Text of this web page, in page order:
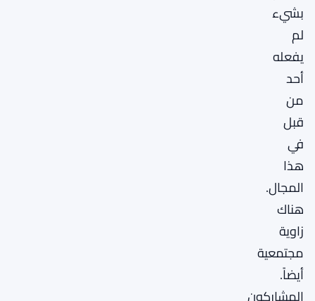
بشيء
لم
يفعله
أحد
من
قبل
في
هذا
المجال.
هناك
زاوية
مجتمعية
أيضاً.
المشاركون